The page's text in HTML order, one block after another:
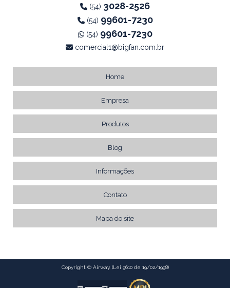
(54) 3028-2526
(54) 99601-7230
(54) 99601-7230
comercial1@bigfan.com.br
Home
Empresa
Produtos
Blog
Informações
Contato
Mapa do site
Copyright © Airway. (Lei 9610 de 19/02/1998)